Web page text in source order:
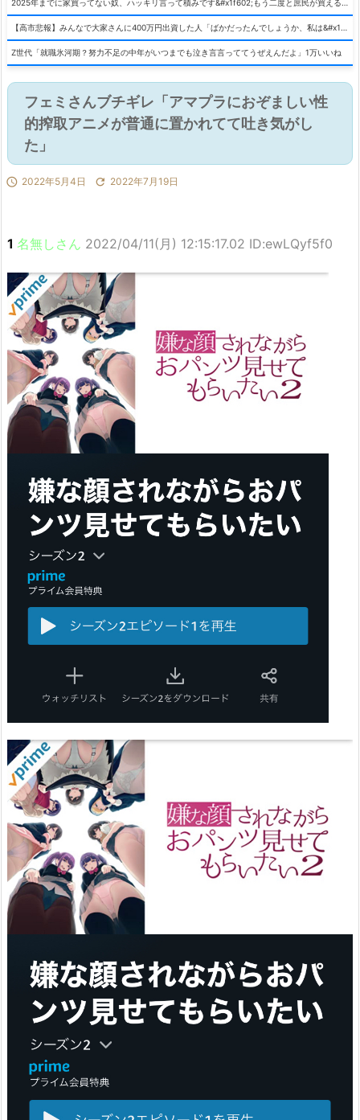
Z世代「就職氷河期？努力不足の中年がいつまでも泣き言言っててうぜえんだよ」1万いいね
フェミさんブチギレ「アマプラにおぞましい性
的搾取アニメが普通に置かれてて吐き気がし
た」
 2022年5月4日  2022年7月19日
1 名無しさん 2022/04/11(月) 12:15:17.02 ID:ewLQyf5f0